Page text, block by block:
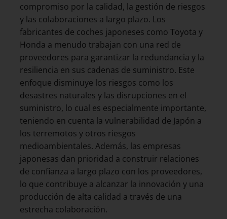
compromiso por la calidad, la gestión de riesgos
y las colaboraciones a largo plazo. Los
fabricantes de coches japoneses como Toyota y
Honda a menudo trabajan con una red de
proveedores para garantizar la redundancia y la
resiliencia en sus cadenas de suministro. Este
enfoque disminuye los riesgos como los
desastres naturales y las disrupciones en el
suministro, lo cual es especialmente importante,
teniendo en cuenta la vulnerabilidad de Japón a
los terremotos y otros riesgos
medioambientales. Además, las empresas
japonesas dan prioridad a construir relaciones
de confianza a largo plazo con los proveedores,
lo que contribuye a alcanzar la innovación y una
producción de alta calidad a través de una
estrecha colaboración.